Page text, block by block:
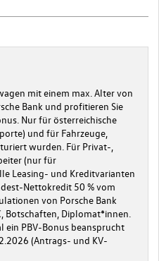
mit einem max. Alter von
Bank und profitieren Sie
Nur für österreichische
und für Fahrzeuge,
wurden. Für Privat-,
(nur für
Leasing- und Kreditvarianten
Nettokredit 50 % vom
von Porsche Bank
Botschaften, Diplomat*innen.
ein PBV-Bonus beansprucht
(Antrags- und KV-